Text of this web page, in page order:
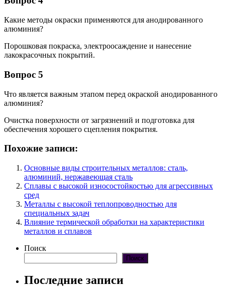
Какие методы окраски применяются для анодированного
алюминия?
Порошковая покраска, электроосаждение и нанесение
лакокрасочных покрытий.
Вопрос 5
Что является важным этапом перед окраской анодированного
алюминия?
Очистка поверхности от загрязнений и подготовка для
обеспечения хорошего сцепления покрытия.
Похожие записи:
Основные виды строительных металлов: сталь,
алюминий, нержавеющая сталь
Сплавы с высокой износостойкостью для агрессивных
сред
Металлы с высокой теплопроводностью для
специальных задач
Влияние термической обработки на характеристики
металлов и сплавов
Поиск
Поиск
Последние записи